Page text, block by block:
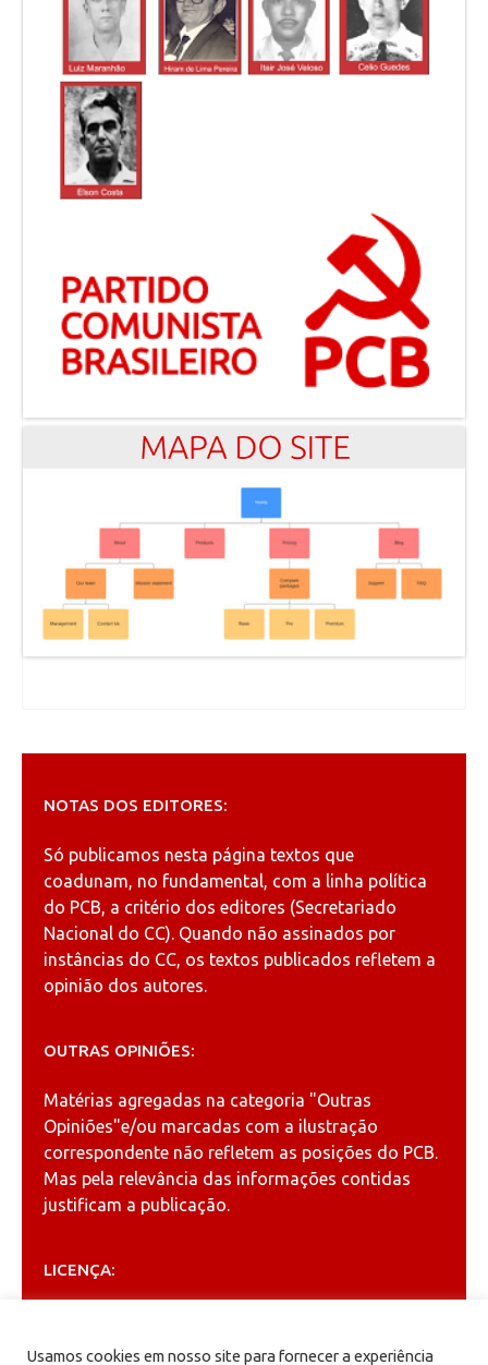
NOTAS DOS EDITORES:
Só publicamos nesta página textos que
coadunam, no fundamental, com a linha política
do PCB, a critério dos editores (Secretariado
Nacional do CC). Quando não assinados por
instâncias do CC, os textos publicados refletem a
opinião dos autores.
OUTRAS OPINIÕES:
Matérias agregadas na categoria "Outras
Opiniões"e/ou marcadas com a ilustração
correspondente não refletem as posições do PCB.
Mas pela relevância das informações contidas
justificam a publicação.
LICENÇA:
Creative Commons
Usamos cookies em nosso site para fornecer a experiência